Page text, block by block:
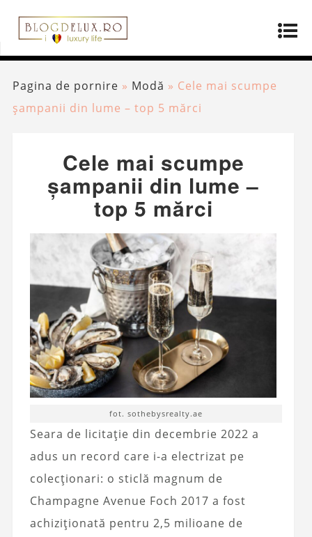
Pagina de pornire » Modă » Cele mai scumpe
șampanii din lume – top 5 mărci
Cele mai scumpe
șampanii din lume –
top 5 mărci
fot. sothebysrealty.ae
Seara de licitație din decembrie 2022 a
adus un record care i-a electrizat pe
colecționari: o sticlă magnum de
Champagne Avenue Foch 2017 a fost
achiziționată pentru 2,5 milioane de